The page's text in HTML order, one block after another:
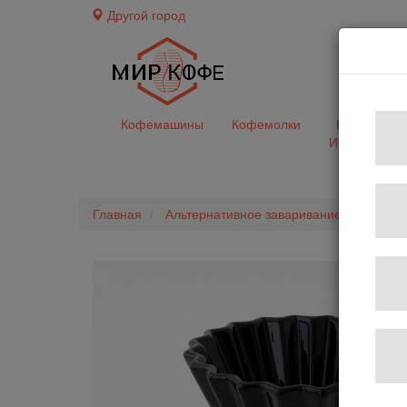
Другой город
Кофемашины Кофемолки
Кофе&Чай
Ингредиенты
Главная Альтернативное заваривание